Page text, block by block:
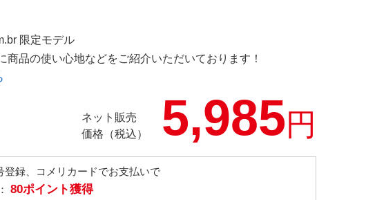
限定モデル
商品の使い心地などをご紹介いただいております！
ネット販売
価格（税込）
5,985円
登録、コメリカードでお支払いで
80ポイント獲得